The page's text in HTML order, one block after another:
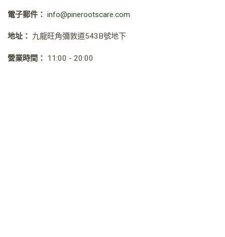
電子郵件： info@pinerootscare.com
地址： 九龍旺角彌敦道543B號地下
營業時間： 11:00 - 20:00